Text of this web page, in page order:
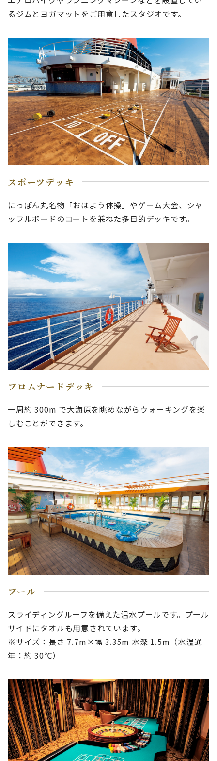
るジムとヨガマットをご用意したスタジオです。
スポーツデッキ
にっぽん丸名物「おはよう体操」やゲーム大会、シャ
ッフルボードのコートを兼ねた多目的デッキです。
プロムナードデッキ
一周約 300m で大海原を眺めながらウォーキングを楽
しむことができます。
プール
スライディングルーフを備えた温水プールです。プール
サイドにタオルも用意されています。
※サイズ：長さ 7.7m×幅 3.35m 水深 1.5m（水温通
年：約 30℃）